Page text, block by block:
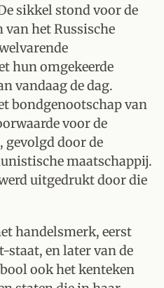
sikkel stond voor de
van het Russische
hun omgekeerde
vandaag de dag.
bondgenootschap van
voor de
door de
maatschappij.
uitgedrukt door die
handelsmerk, eerst
staat, en later van de
ook het kenteken